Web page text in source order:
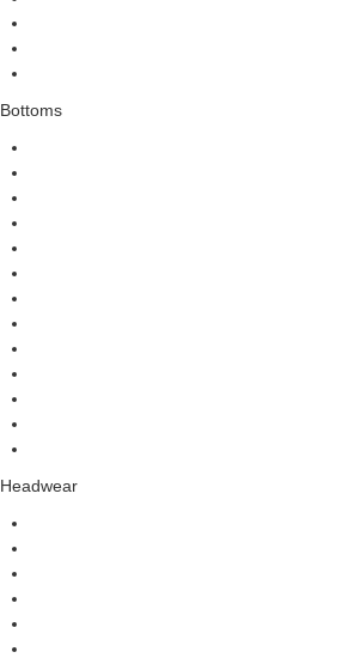
Bottoms
Headwear